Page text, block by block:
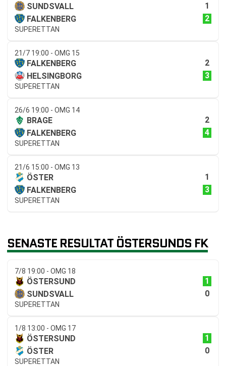
SUNDSVALL
1
FALKENBERG
2
SUPERETTAN
21/7 19:00 - OMG 15
FALKENBERG
2
HELSINGBORG
3
SUPERETTAN
26/6 19:00 - OMG 14
BRAGE
2
FALKENBERG
4
SUPERETTAN
21/6 15:00 - OMG 13
ÖSTER
1
FALKENBERG
3
SUPERETTAN
SENASTE RESULTAT ÖSTERSUNDS FK
7/8 19:00 - OMG 18
ÖSTERSUND
1
SUNDSVALL
0
SUPERETTAN
1/8 13:00 - OMG 17
ÖSTERSUND
1
ÖSTER
0
SUPERETTAN